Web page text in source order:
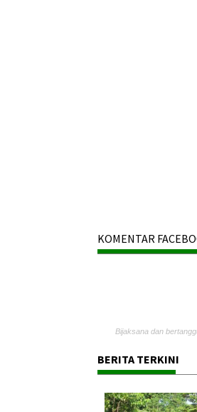
KOMENTAR
Bijaksana dan
BERITA TERKINI